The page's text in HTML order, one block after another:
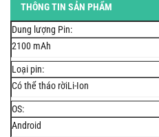
THÔNG TIN SẢN PHẨM
Dung lượng Pin:
2100 mAh
Loại pin:
Có thể tháo rờiLi-Ion
OS:
Android